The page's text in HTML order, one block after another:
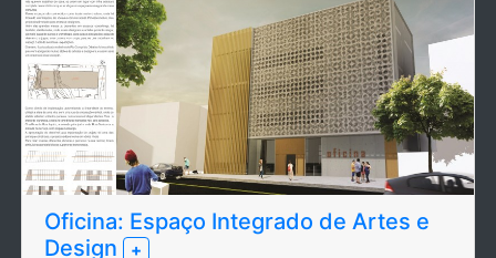
Oficina: Espaço Integrado de Artes e
Design
+